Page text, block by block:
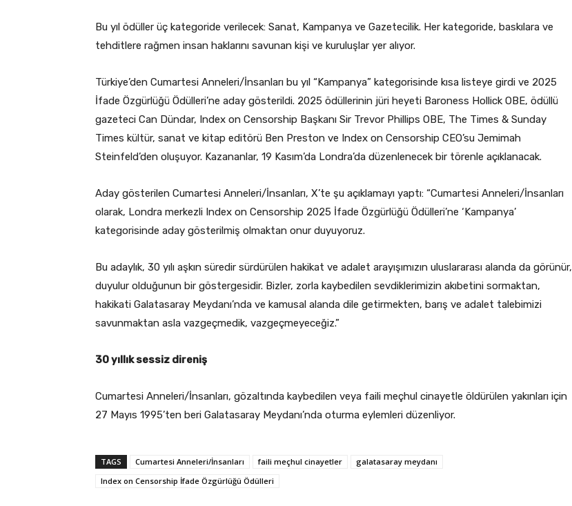
Bu yıl ödüller üç kategoride verilecek: Sanat, Kampanya ve Gazetecilik. Her kategoride, baskılara ve
tehditlere rağmen insan haklarını savunan kişi ve kuruluşlar yer alıyor.
Türkiye’den Cumartesi Anneleri/İnsanları bu yıl “Kampanya” kategorisinde kısa listeye girdi ve 2025
İfade Özgürlüğü Ödülleri’ne aday gösterildi. 2025 ödüllerinin jüri heyeti Baroness Hollick OBE, ödüllü
gazeteci Can Dündar, Index on Censorship Başkanı Sir Trevor Phillips OBE, The Times & Sunday
Times kültür, sanat ve kitap editörü Ben Preston ve Index on Censorship CEO’su Jemimah
Steinfeld’den oluşuyor. Kazananlar, 19 Kasım’da Londra’da düzenlenecek bir törenle açıklanacak.
Aday gösterilen Cumartesi Anneleri/İnsanları, X’te şu açıklamayı yaptı: “Cumartesi Anneleri/İnsanları
olarak, Londra merkezli Index on Censorship 2025 İfade Özgürlüğü Ödülleri’ne ‘Kampanya’
kategorisinde aday gösterilmiş olmaktan onur duyuyoruz.
Bu adaylık, 30 yılı aşkın süredir sürdürülen hakikat ve adalet arayışımızın uluslararası alanda da görünür,
duyulur olduğunun bir göstergesidir. Bizler, zorla kaybedilen sevdiklerimizin akıbetini sormaktan,
hakikati Galatasaray Meydanı’nda ve kamusal alanda dile getirmekten, barış ve adalet talebimizi
savunmaktan asla vazgeçmedik, vazgeçmeyeceğiz.”
30 yıllık sessiz direniş
Cumartesi Anneleri/İnsanları, gözaltında kaybedilen veya faili meçhul cinayetle öldürülen yakınları için
27 Mayıs 1995’ten beri Galatasaray Meydanı’nda oturma eylemleri düzenliyor.
TAGS Cumartesi Anneleri/İnsanları faili meçhul cinayetler
galatasaray meydanı
Index on Censorship İfade Özgürlüğü Ödülleri